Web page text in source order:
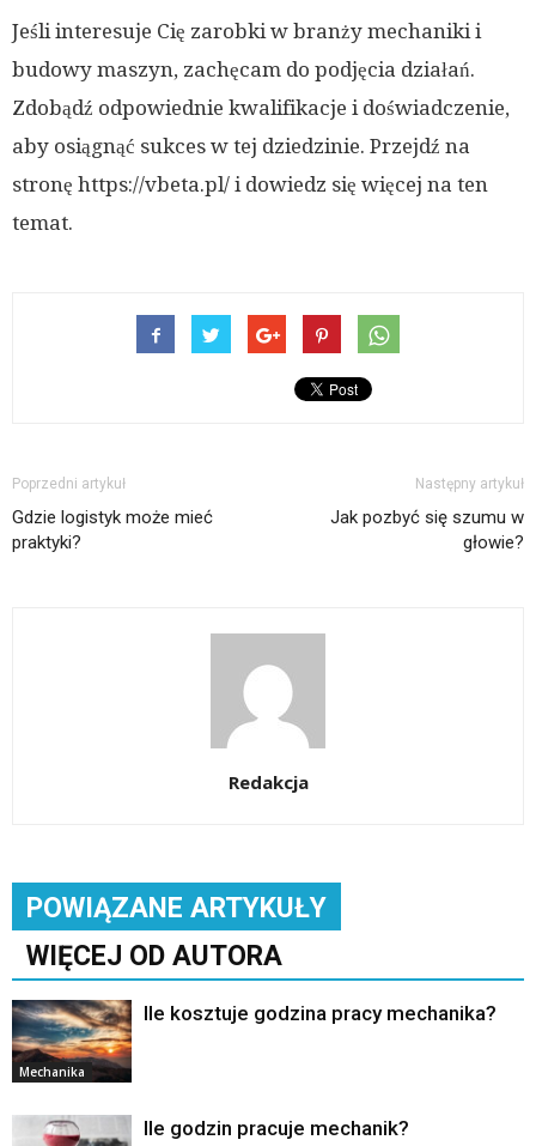
Jeśli interesuje Cię zarobki w branży mechaniki i
budowy maszyn, zachęcam do podjęcia działań.
Zdobądź odpowiednie kwalifikacje i doświadczenie,
aby osiągnąć sukces w tej dziedzinie. Przejdź na
stronę https://vbeta.pl/ i dowiedz się więcej na ten
temat.
Poprzedni artykuł
Gdzie logistyk może mieć
praktyki?
Następny artykuł
Jak pozbyć się szumu w
głowie?
Redakcja
POWIĄZANE ARTYKUŁY
WIĘCEJ OD AUTORA
Mechanika
Ile kosztuje godzina pracy mechanika?
Ile godzin pracuje mechanik?